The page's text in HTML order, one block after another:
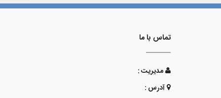
تماس با ما
مدیریت :
آدرس :